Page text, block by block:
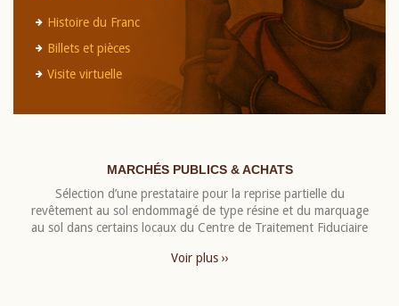
Histoire du Franc
Billets et pièces
Visite virtuelle
MARCHÉS PUBLICS & ACHATS
Sélection d’une prestataire pour la reprise partielle du
revêtement au sol endommagé de type résine et du marquage
au sol dans certains locaux du Centre de Traitement Fiduciaire
Voir plus ››